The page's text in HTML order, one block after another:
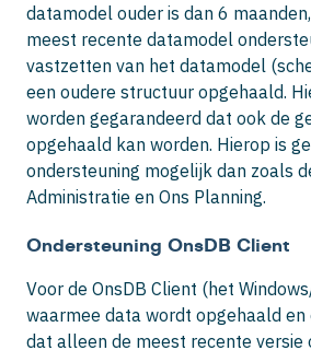
datamodel ouder is dan 6
meest recente datamodel
vastzetten van het datamodel
een oudere structuur opgehaald.
worden gegarandeerd dat ook de
opgehaald kan worden. Hierop is
ondersteuning mogelijk dan zoals
Administratie en Ons Planning.
Ondersteuning OnsDB Client
Voor de OnsDB Client (het
waarmee data wordt opgehaald
dat alleen de meest recente versie